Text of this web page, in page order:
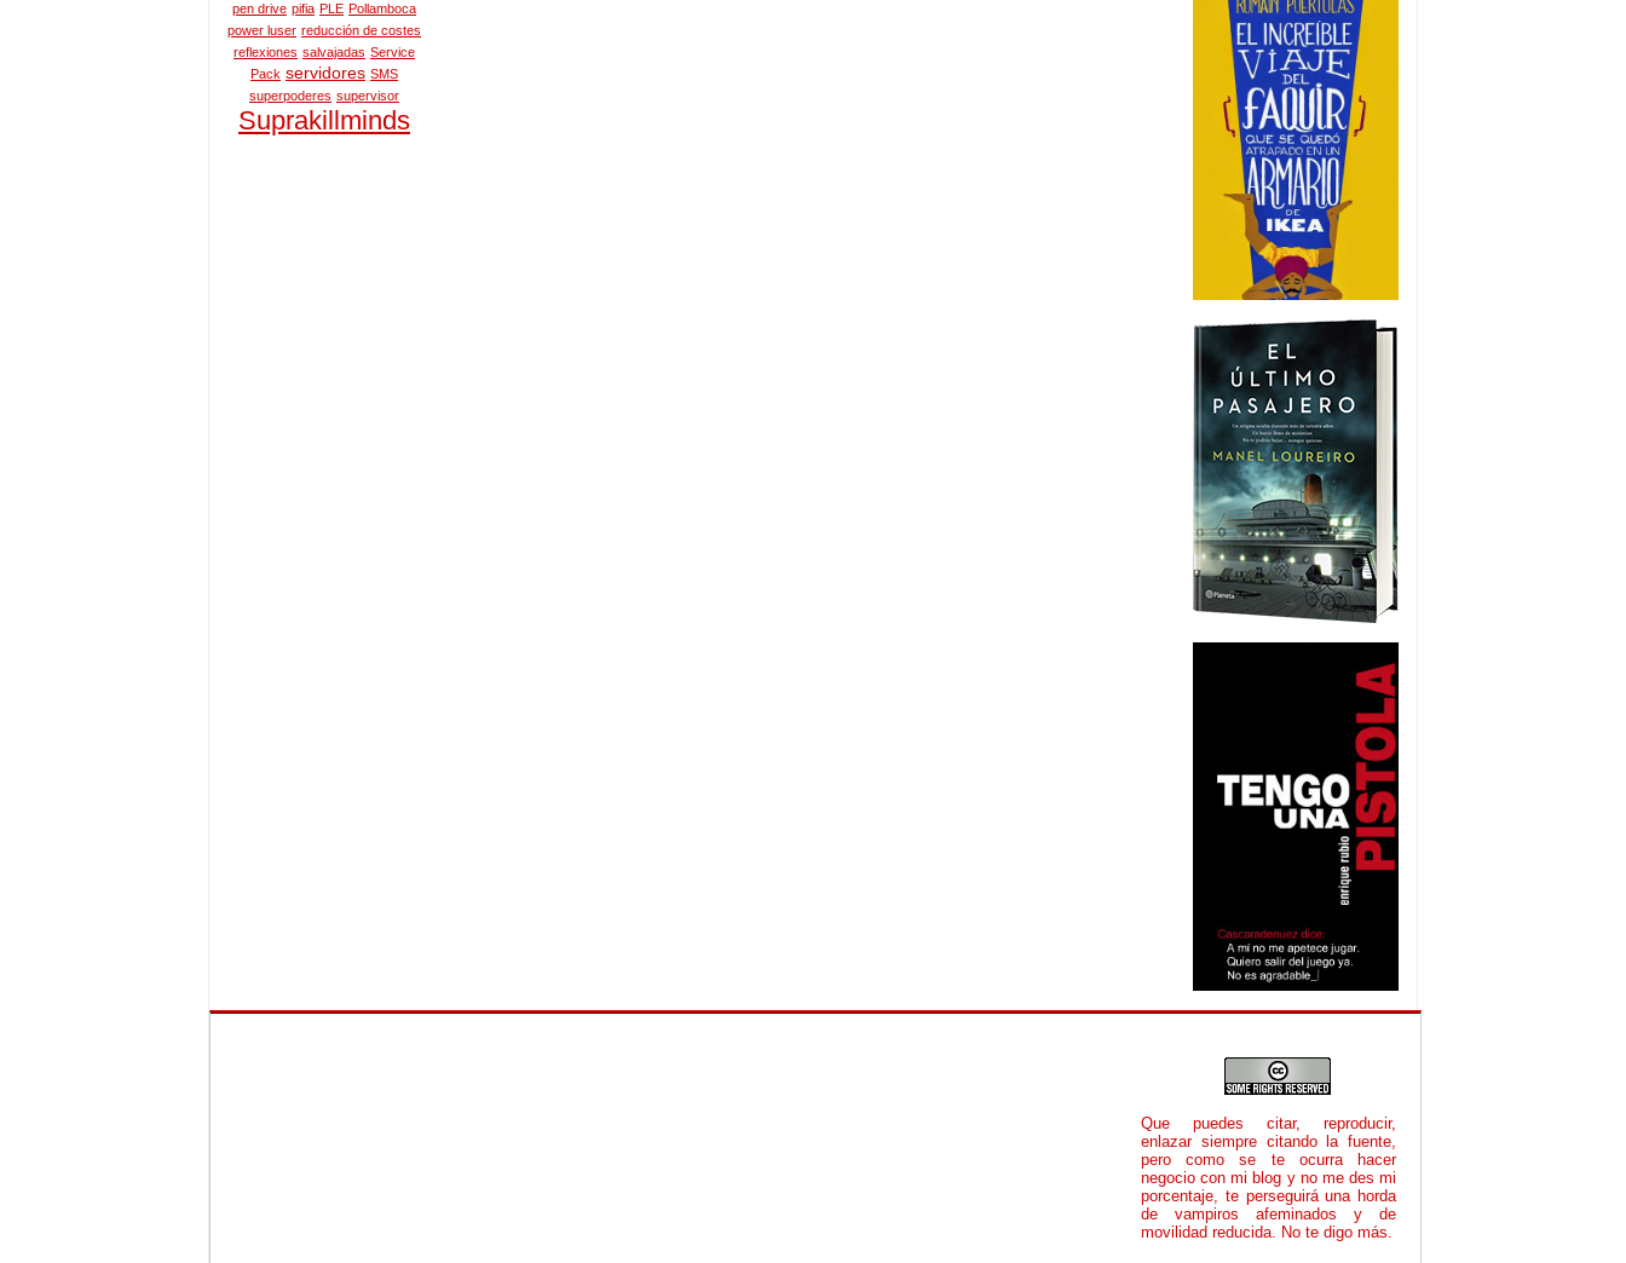
pen drive pifia PLE Pollamboca
power luser reducción de costes
reflexiones salvajadas Service
Pack servidores SMS
superpoderes supervisor
Suprakillminds
Que puedes citar, reproducir,
enlazar siempre citando la fuente,
pero como se te ocurra hacer
negocio con mi blog y no me des mi
porcentaje, te perseguirá una horda
de vampiros afeminados y de
movilidad reducida. No te digo más.